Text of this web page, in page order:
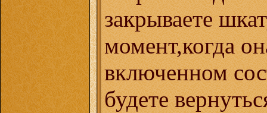
закрываете
момент,когда
включенном
будете